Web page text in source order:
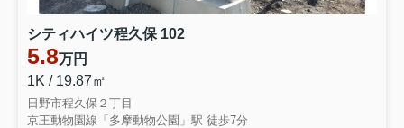
シティハイツ程久保 102
5.8万円
1K / 19.87㎡
日野市程久保２丁目
京王動物園線「多摩動物公園」駅 徒歩7分